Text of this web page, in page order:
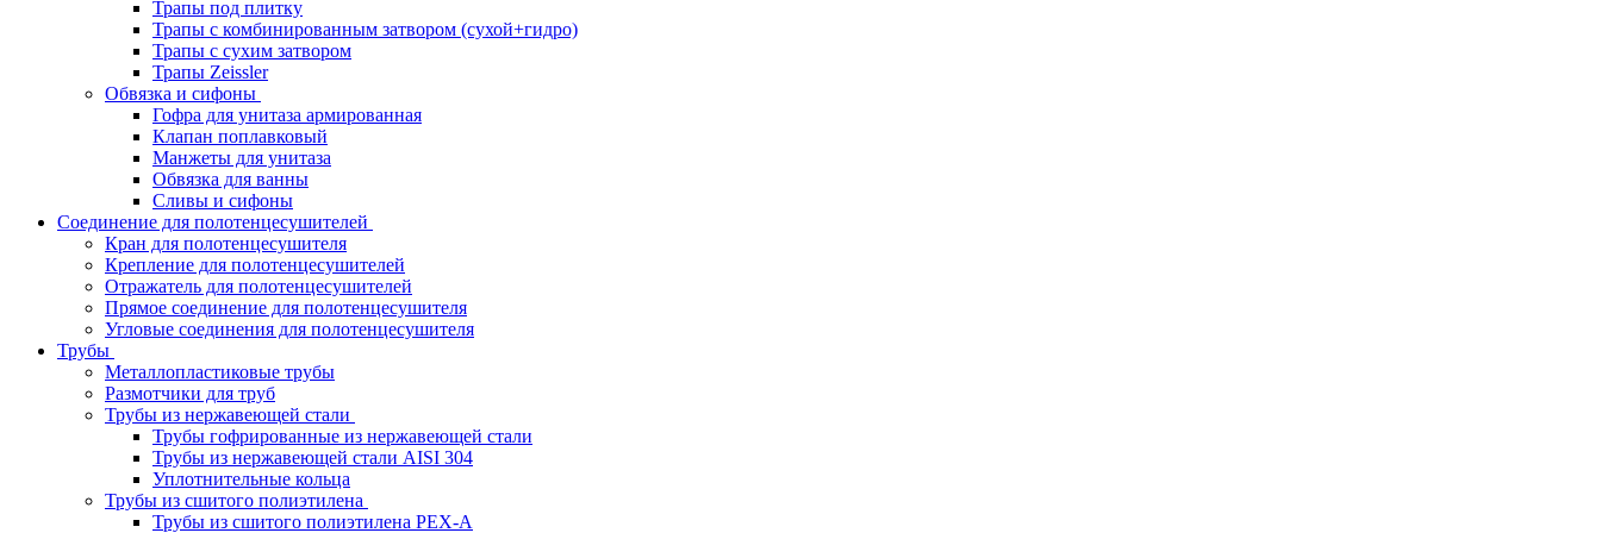
Трапы под плитку
Трапы с комбинированным затвором (сухой+гидро)
Трапы с сухим затвором
Трапы Zeissler
Обвязка и сифоны
Гофра для унитаза армированная
Клапан поплавковый
Манжеты для унитаза
Обвязка для ванны
Сливы и сифоны
Соединение для полотенцесушителей
Кран для полотенцесушителя
Крепление для полотенцесушителей
Отражатель для полотенцесушителей
Прямое соединение для полотенцесушителя
Угловые соединения для полотенцесушителя
Трубы
Металлопластиковые трубы
Размотчики для труб
Трубы из нержавеющей стали
Трубы гофрированные из нержавеющей стали
Трубы из нержавеющей стали AISI 304
Уплотнительные кольца
Трубы из сшитого полиэтилена
Трубы из сшитого полиэтилена PEX-A